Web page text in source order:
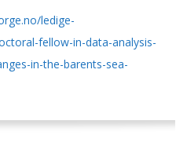
ledige-
fellow-in-data-analysis-
in-the-barents-sea-